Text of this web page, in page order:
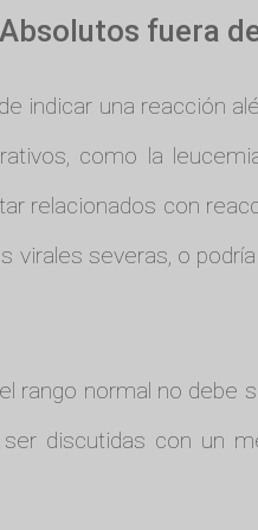
fuera
indicar una reacción
como la
relacionados con
severas, o
rango normal no debe
discutidas con un